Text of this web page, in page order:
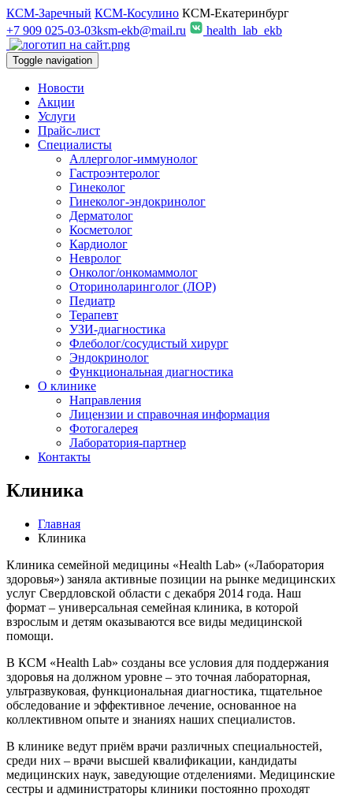
КСМ-Заречный КСМ-Косулино КСМ-Екатеринбург
+7 909 025-03-03ksm-ekb@mail.ru health_lab_ekb
Toggle navigation
Новости
Акции
Услуги
Прайс-лист
Специалисты
Аллерголог-иммунолог
Гастроэнтеролог
Гинеколог
Гинеколог-эндокринолог
Дерматолог
Косметолог
Кардиолог
Невролог
Онколог/онкомаммолог
Оториноларинголог (ЛОР)
Педиатр
Терапевт
УЗИ-диагностика
Флеболог/сосудистый хирург
Эндокринолог
Функциональная диагностика
О клинике
Направления
Лицензии и справочная информация
Фотогалерея
Лаборатория-партнер
Контакты
Клиника
Главная
Клиника
Клиника семейной медицины «Health Lab» («Лаборатория
здоровья») заняла активные позиции на рынке медицинских
услуг Свердловской области с декабря 2014 года. Наш
формат – универсальная семейная клиника, в которой
взрослым и детям оказываются все виды медицинской
помощи.
В КСМ «Health Lab» созданы все условия для поддержания
здоровья на должном уровне – это точная лабораторная,
ультразвуковая, функциональная диагностика, тщательное
обследование и эффективное лечение, основанное на
коллективном опыте и знаниях наших специалистов.
В клинике ведут приём врачи различных специальностей,
среди них – врачи высшей квалификации, кандидаты
медицинских наук, заведующие отделениями. Медицинские
сестры и администраторы клиники постоянно проходят